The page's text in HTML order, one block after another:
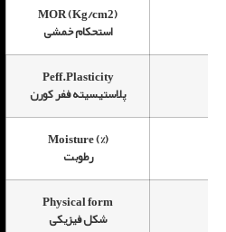
MOR (Kg/cm2)
استحکام خمشی
Peff.Plasticity
پلاستیسیته ففر کورن
Moisture (%)
رطوبت
Physical form
شکل فیزیکی